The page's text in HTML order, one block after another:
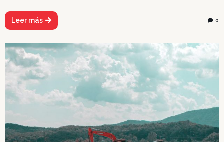
Leer más 0